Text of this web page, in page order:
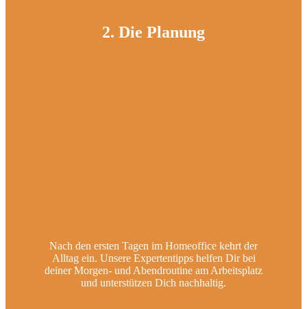
2. Die Planung
Nach den ersten Tagen im Homeoffice kehrt der
Alltag ein. Unsere Expertentipps helfen Dir bei
deiner Morgen- und Abendroutine am Arbeitsplatz
und unterstützen Dich nachhaltig.